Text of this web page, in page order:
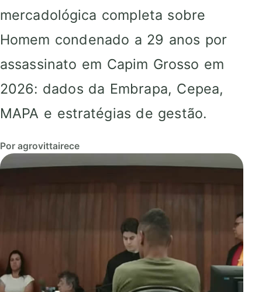
mercadológica completa sobre
Homem condenado a 29 anos por
assassinato em Capim Grosso em
2026: dados da Embrapa, Cepea,
MAPA e estratégias de gestão.
Por agrovittairece